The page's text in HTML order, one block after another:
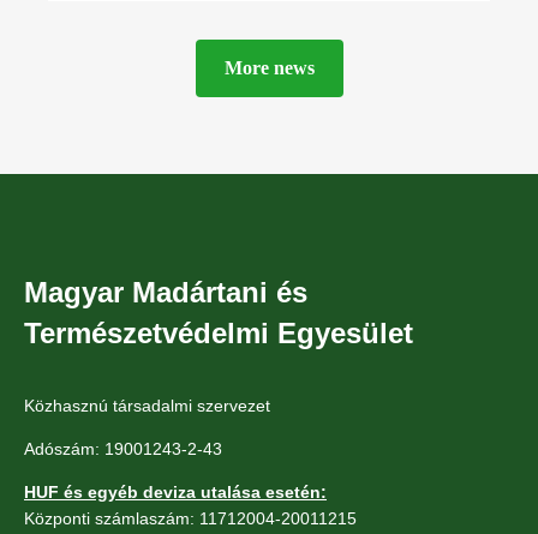
More news
Magyar Madártani és
Természetvédelmi Egyesület
Közhasznú társadalmi szervezet
Adószám: 19001243-2-43
HUF és egyéb deviza utalása esetén:
Központi számlaszám: 11712004-20011215